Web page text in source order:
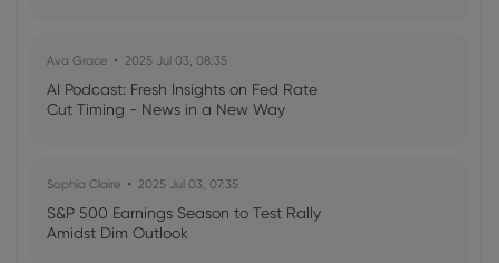
Ava Grace 2025 Jul 03, 08:35
AI Podcast: Fresh Insights on Fed Rate
Cut Timing - News in a New Way
Sophia Claire 2025 Jul 03, 07:35
S&P 500 Earnings Season to Test Rally
Amidst Dim Outlook